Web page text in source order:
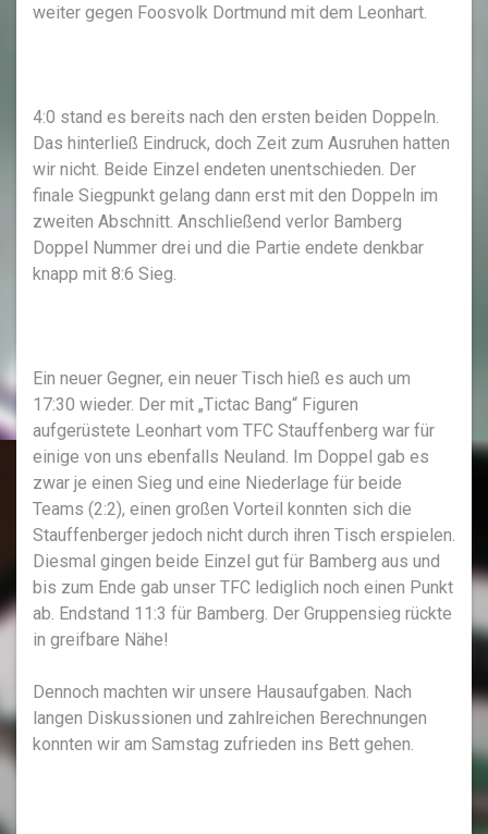
weiter gegen Foosvolk Dortmund mit dem Leonhart.
4:0 stand es bereits nach den ersten beiden Doppeln.
Das hinterließ Eindruck, doch Zeit zum Ausruhen hatten
wir nicht. Beide Einzel endeten unentschieden. Der
finale Siegpunkt gelang dann erst mit den Doppeln im
zweiten Abschnitt. Anschließend verlor Bamberg
Doppel Nummer drei und die Partie endete denkbar
knapp mit 8:6 Sieg.
Ein neuer Gegner, ein neuer Tisch hieß es auch um
17:30 wieder. Der mit „Tictac Bang“ Figuren
aufgerüstete Leonhart vom TFC Stauffenberg war für
einige von uns ebenfalls Neuland. Im Doppel gab es
zwar je einen Sieg und eine Niederlage für beide
Teams (2:2), einen großen Vorteil konnten sich die
Stauffenberger jedoch nicht durch ihren Tisch erspielen.
Diesmal gingen beide Einzel gut für Bamberg aus und
bis zum Ende gab unser TFC lediglich noch einen Punkt
ab. Endstand 11:3 für Bamberg. Der Gruppensieg rückte
in greifbare Nähe!
Dennoch machten wir unsere Hausaufgaben. Nach
langen Diskussionen und zahlreichen Berechnungen
konnten wir am Samstag zufrieden ins Bett gehen.